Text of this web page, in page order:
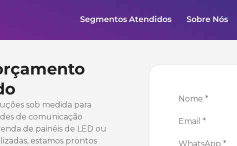
Segmentos Atendidos Sobre Nós
sob medida para
de comunicação
de painéis de LED ou
estamos prontos